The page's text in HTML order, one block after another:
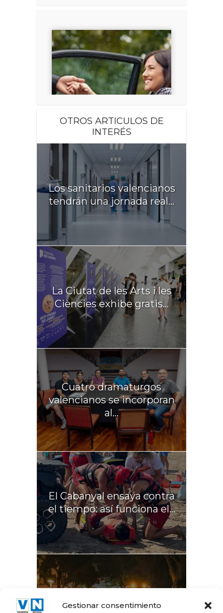
Gestionar consentimiento
OTROS ARTICULOS DE
INTERÉS
Los sanitarios valencianos
tendrán una jornada real...
La Ciutat de les Arts i les
Ciències exhibe gratis...
Cuatro dramaturgos
valencianos se incorporan
al...
El Cabanyal ensaya contra
el tiempo: así funciona el...